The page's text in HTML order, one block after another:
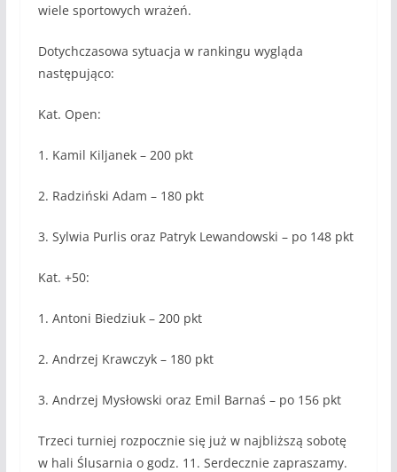
wiele sportowych wrażeń.
Dotychczasowa sytuacja w rankingu wygląda
następująco:
Kat. Open:
1. Kamil Kiljanek – 200 pkt
2. Radziński Adam – 180 pkt
3. Sylwia Purlis oraz Patryk Lewandowski – po 148 pkt
Kat. +50:
1. Antoni Biedziuk – 200 pkt
2. Andrzej Krawczyk – 180 pkt
3. Andrzej Mysłowski oraz Emil Barnaś – po 156 pkt
Trzeci turniej rozpocznie się już w najbliższą sobotę
w hali Ślusarnia o godz. 11. Serdecznie zapraszamy.